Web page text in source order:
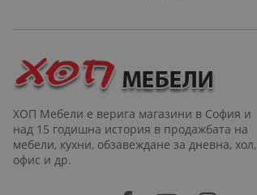
ХОП Мебели е верига магазини в София и
над 15 годишна история в продажбата на
мебели, кухни, обзавеждане за дневна, хол,
офис и др.